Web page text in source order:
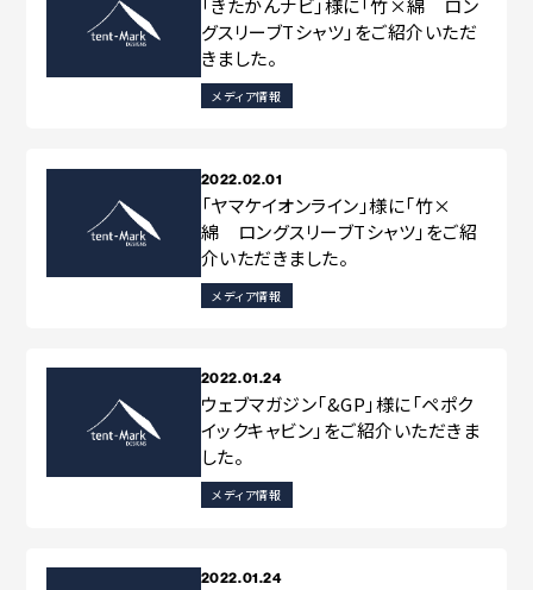
グスリーブTシャツ」をご紹介いただ
きました。
メディア情報
2022.02.01
「ヤマケイオンライン」様に「竹×
綿 ロングスリーブTシャツ」をご紹
介いただきました。
メディア情報
2022.01.24
ウェブマガジン「&GP」様に「ペポク
イックキャビン」をご紹介いただきま
した。
メディア情報
2022.01.24